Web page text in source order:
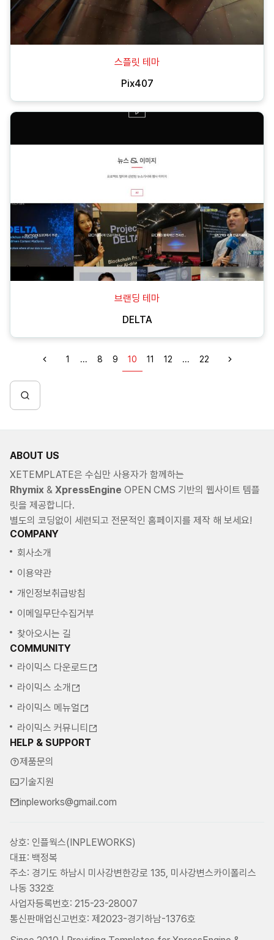
스플릿 테마
Pix407
브랜딩 테마
DELTA
1 ... 8 9 10 11 12 ... 22
ABOUT US
XETEMPLATE은 수십만 사용자가 함께하는
Rhymix & XpressEngine OPEN CMS 기반의 웹사이트 템플
릿을 제공합니다.
별도의 코딩없이 세련되고 전문적인 홈페이지를 제작 해 보세요!
COMPANY
회사소개
이용약관
개인정보취급방침
이메일무단수집거부
찾아오시는 길
COMMUNITY
라이믹스 다운로드
라이믹스 소개
라이믹스 메뉴얼
라이믹스 커뮤니티
HELP & SUPPORT
제품문의
기술지원
inpleworks@gmail.com
상호: 인플웍스(INPLEWORKS)
대표: 백정복
주소: 경기도 하남시 미사강변한강로 135, 미사강변스카이폴리스
나동 332호
사업자등록번호: 215-23-28007
통신판매업신고번호: 제2023-경기하남-1376호